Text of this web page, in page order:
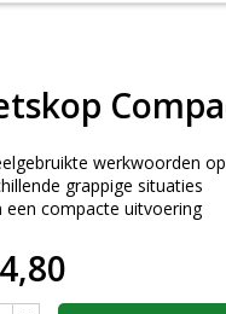
werkwoorden
grappige situaties
een compacte uitvoering